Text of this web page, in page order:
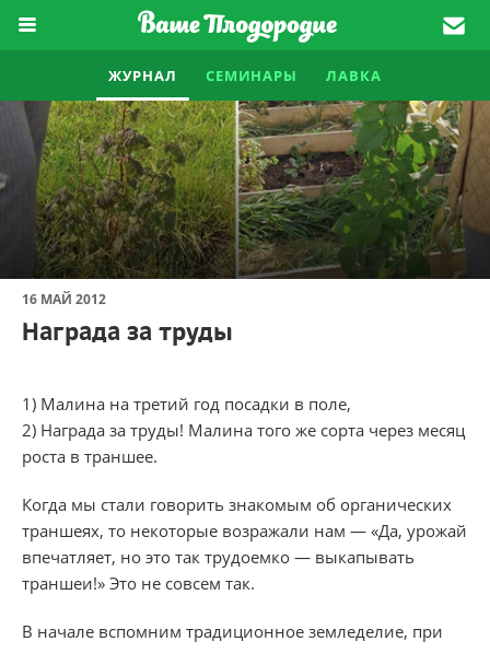
ЖУРНАЛ СЕМИНАРЫ ЛАВКА
16 МАЙ 2012
Награда за труды
1) Малина на третий год посадки в поле,
2) Награда за труды! Малина того же сорта через месяц
роста в траншее.
Когда мы стали говорить знакомым об органических
траншеях, то некоторые возражали нам — «Да, урожай
впечатляет, но это так трудоемко — выкапывать
траншеи!» Это не совсем так.
В начале вспомним традиционное земледелие, при